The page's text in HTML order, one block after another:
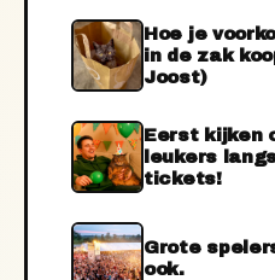
Hoe je
in de zak
Joost)
Eerst kijken
leukers
tickets!
Grote
ook.